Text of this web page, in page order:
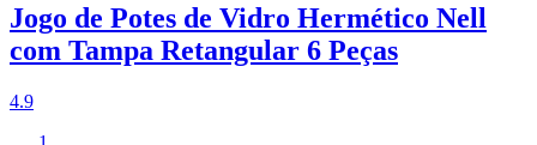
Jogo de Potes de Vidro Hermético Nell
com Tampa Retangular 6 Peças
4.9